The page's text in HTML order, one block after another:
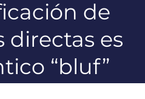
de
directas es
“bluf”